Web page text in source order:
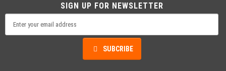
SIGN UP FOR NEWSLETTER
SUBCRIBE